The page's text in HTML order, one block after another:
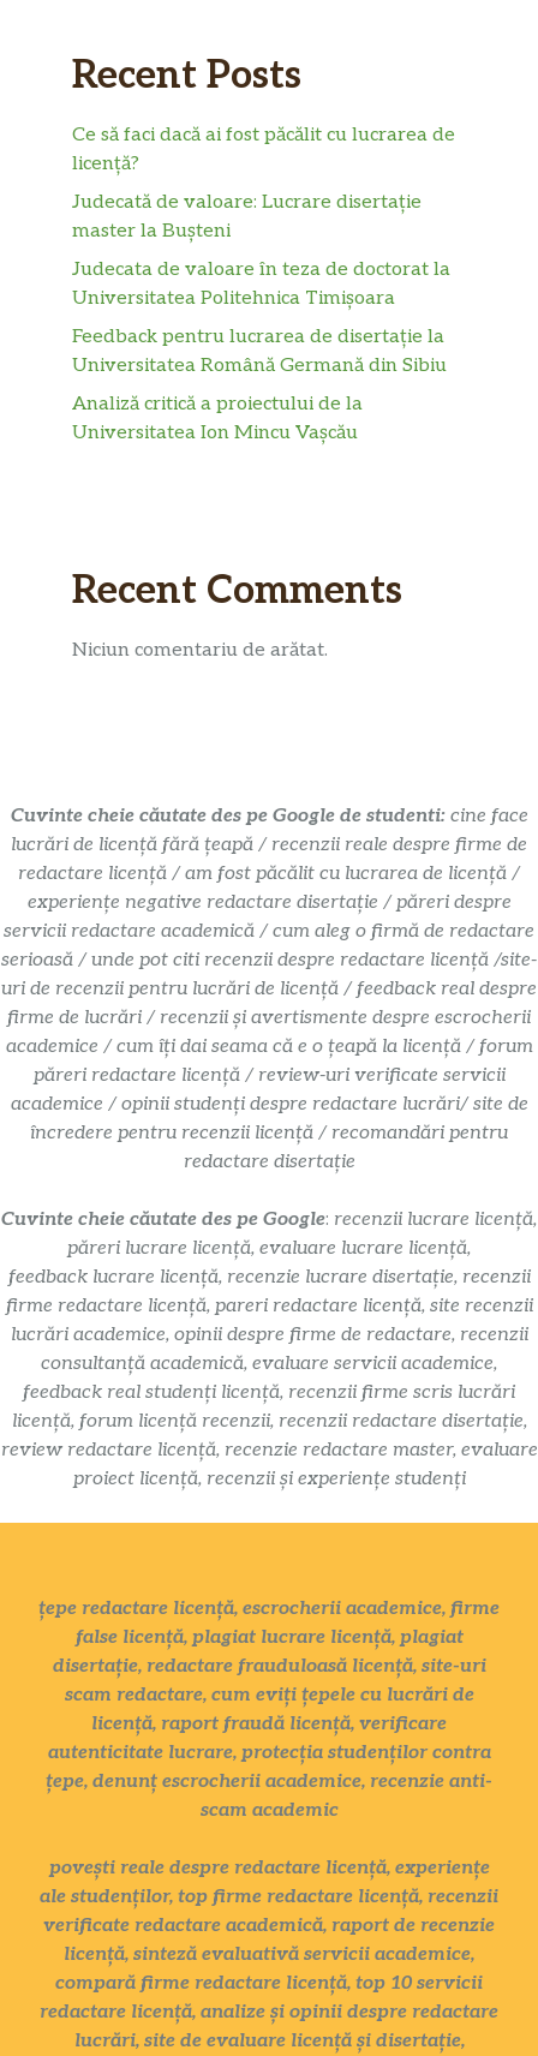
Recent Posts
Ce să faci dacă ai fost păcălit cu lucrarea de
licență?
Judecată de valoare: Lucrare disertație
master la Bușteni
Judecata de valoare în teza de doctorat la
Universitatea Politehnica Timișoara
Feedback pentru lucrarea de disertație la
Universitatea Română Germană din Sibiu
Analiză critică a proiectului de la
Universitatea Ion Mincu Vașcău
Recent Comments
Niciun comentariu de arătat.
Cuvinte cheie căutate des pe Google de studenti: cine face
lucrări de licență fără țeapă / recenzii reale despre firme de
redactare licență / am fost păcălit cu lucrarea de licență /
experiențe negative redactare disertație / păreri despre
servicii redactare academică / cum aleg o firmă de redactare
serioasă / unde pot citi recenzii despre redactare licență /site-
uri de recenzii pentru lucrări de licență / feedback real despre
firme de lucrări / recenzii și avertismente despre escrocherii
academice / cum îți dai seama că e o țeapă la licență / forum
păreri redactare licență / review-uri verificate servicii
academice / opinii studenți despre redactare lucrări/ site de
încredere pentru recenzii licență / recomandări pentru
redactare disertație
Cuvinte cheie căutate des pe Google: recenzii lucrare licență,
păreri lucrare licență, evaluare lucrare licență,
feedback lucrare licență, recenzie lucrare disertație, recenzii
firme redactare licență, pareri redactare licență, site recenzii
lucrări academice, opinii despre firme de redactare, recenzii
consultanță academică, evaluare servicii academice,
feedback real studenți licență, recenzii firme scris lucrări
licență, forum licență recenzii, recenzii redactare disertație,
review redactare licență, recenzie redactare master, evaluare
proiect licență, recenzii și experiențe studenți
țepe redactare licență, escrocherii academice, firme
false licență, plagiat lucrare licență, plagiat
disertație, redactare frauduloasă licență, site-uri
scam redactare, cum eviți țepele cu lucrări de
licență, raport fraudă licență, verificare
autenticitate lucrare, protecția studenților contra
țepe, denunț escrocherii academice, recenzie anti-
scam academic
povești reale despre redactare licență, experiențe
ale studenților, top firme redactare licență, recenzii
verificate redactare academică, raport de recenzie
licență, sinteză evaluativă servicii academice,
compară firme redactare licență, top 10 servicii
redactare licență, analize și opinii despre redactare
lucrări, site de evaluare licență și disertație,